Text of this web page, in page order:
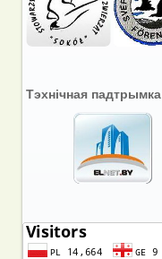
Тэхнічная падтрымка